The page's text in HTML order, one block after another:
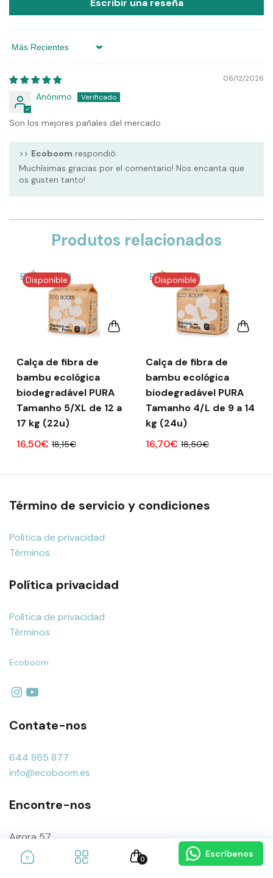
Sort by
06/12/2026
Anónimo
Son los mejores pañales del mercado
>> Ecoboom respondió:
Muchísimas gracias por el comentario! Nos encanta que
os gusten tanto!
Produtos relacionados
Disponible
Calça de fibra de
bambu ecológica
biodegradável PURA
Tamanho 5/XL de 12 a
17 kg (22u)
16,50€ 18,15€
Disponible
Calça de fibra de
bambu ecológica
biodegradável PURA
Tamanho 4/L de 9 a 14
kg (24u)
16,70€ 18,50€
Término de servicio y condiciones
Política de privacidad
Términos
Política privacidad
Política de privacidad
Términos
Ecoboom
Contate-nos
644 865 877
info@ecoboom.es
Encontre-nos
Agora 57
03450 Banyeres de Mariola, Alicante- Espanha
0 Escríbenos